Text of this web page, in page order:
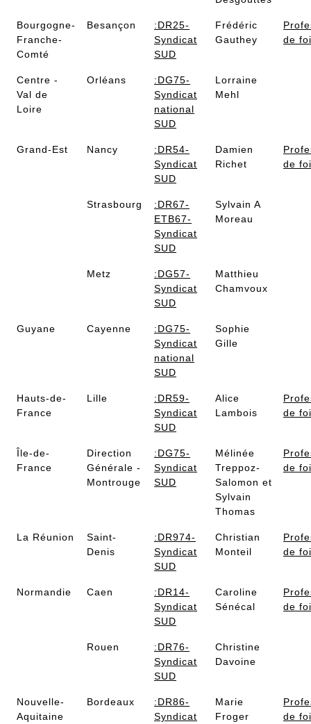
Bourgogne-
Franche-
Comté
Besançon
:DR25-
Syndicat
SUD
Frédéric
Gauthey
de foi
Centre -
Val de
Loire
Orléans
:DG75-
Syndicat
national
SUD
Lorraine
Mehl
Grand-Est Nancy
:DR54-
Syndicat
SUD
Damien
Richet
de foi
Strasbourg
:DR67-
ETB67-
Syndicat
SUD
Sylvain A
Moreau
Metz
:DG57-
Syndicat
SUD
Matthieu
Chamvoux
Guyane Cayenne
:DG75-
Syndicat
national
SUD
Sophie
Gille
Hauts-de-
France
Lille
:DR59-
Syndicat
SUD
Alice
Lambois
de foi
Île-de-
France
Direction
Générale -
Montrouge
:DG75-
Syndicat
SUD
Mélinée
Treppoz-
Salomon et
Sylvain
Thomas
de foi
La Réunion
Saint-
Denis
:DR974-
Syndicat
SUD
Christian
Monteil
de foi
Normandie Caen
:DR14-
Syndicat
SUD
Caroline
Sénécal
de foi
Rouen
:DR76-
Syndicat
SUD
Christine
Davoine
Nouvelle-
Aquitaine
Bordeaux
:DR86-
Syndicat
Marie
Froger
de foi